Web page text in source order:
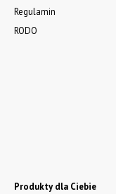
Regulamin
RODO
Produkty dla Ciebie